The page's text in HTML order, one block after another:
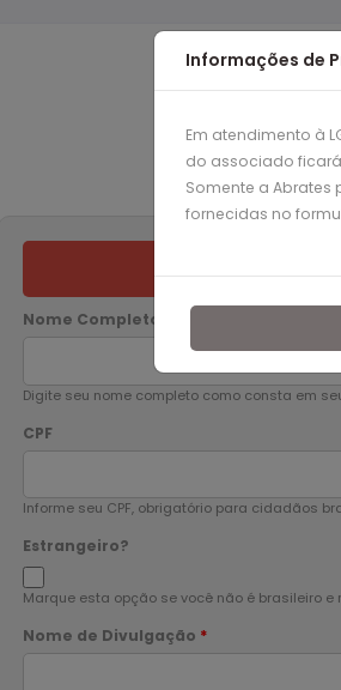
Nome Completo
Digite seu nome completo como consta em
CPF
Informe seu CPF, obrigatório para cidadãos
Estrangeiro?
Marque esta opção se você não é brasileiro e
Nome de Divulgação *
Informações de
Em atendimento à
do associado
Somente a Abrates
fornecidas no